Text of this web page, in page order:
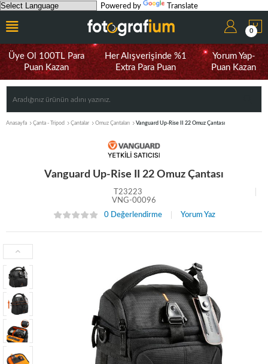
Powered by Translate
0
Üye Ol 100TL Para
Puan Kazan
Her Alışverişinde %1
Extra Para Puan
Yorum Yap-
Puan Kazan
Anasayfa Çanta - Tripod Çantalar Omuz Çantaları Vanguard Up-Rise II 22 Omuz Çantası
Vanguard Up-Rise II 22 Omuz Çantası
T23223
VNG-00096
0 Değerlendirme
Yorum Yaz